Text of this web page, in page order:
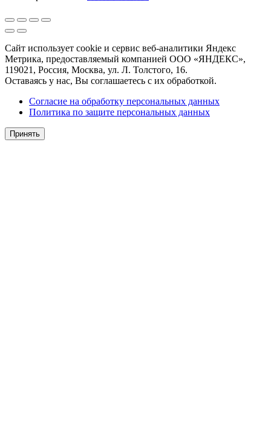
Сайт использует cookie и сервис веб-аналитики Яндекс
Метрика, предоставляемый компанией ООО «ЯНДЕКС»,
119021, Россия, Москва, ул. Л. Толстого, 16.
Оставаясь у нас, Вы соглашаетесь с их обработкой.
Согласие на обработку персональных данных
Политика по защите персональных данных
Принять